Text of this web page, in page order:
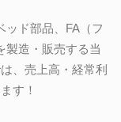
ッド部品、FA（フ
製造・販売する当
、売上高・経常利
す！